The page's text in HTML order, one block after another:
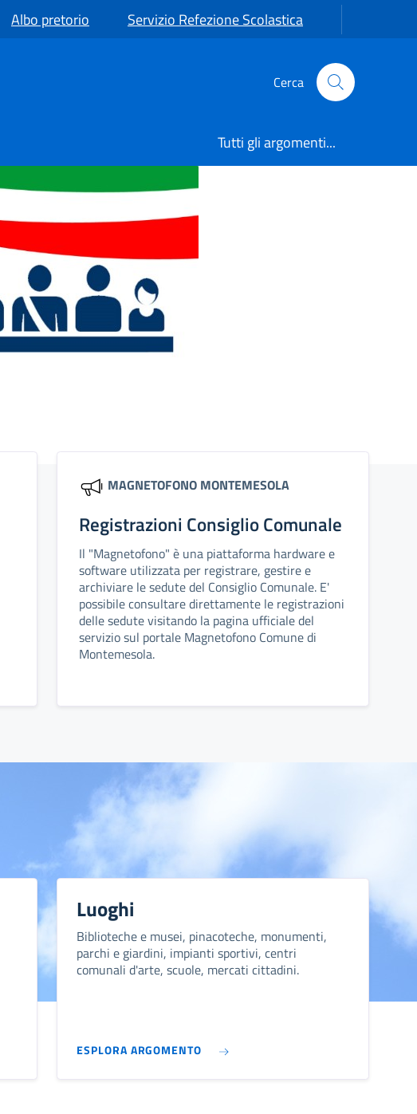
Albo pretorio Servizio Refezione Scolastica
Cerca
Tutti gli argomenti...
MAGNETOFONO MONTEMESOLA
Registrazioni Consiglio Comunale
Il "Magnetofono" è una piattaforma hardware e
software utilizzata per registrare, gestire e
archiviare le sedute del Consiglio Comunale. E'
possibile consultare direttamente le registrazioni
delle sedute visitando la pagina ufficiale del
servizio sul portale Magnetofono Comune di
Montemesola.
Luoghi
Biblioteche e musei, pinacoteche, monumenti,
parchi e giardini, impianti sportivi, centri
comunali d'arte, scuole, mercati cittadini.
ESPLORA ARGOMENTO